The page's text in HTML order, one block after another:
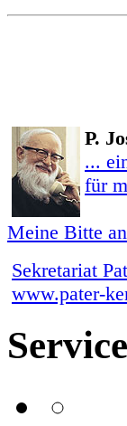
P.
...
für
Meine Bitte
Sekretariat
www.pater-